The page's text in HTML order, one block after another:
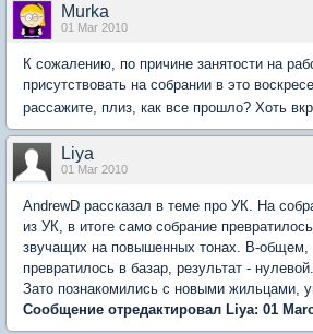
Murka
01 Mar 2010
К сожалению, по причине занятости на
присутствовать на собрании в это
рассажите, плиз, как все прошло? Хоть
Liya
01 Mar 2010
AndrewD рассказал в теме про УК. На
из УК, в итоге само собрание
звучащих на повышенных тонах. В-общем,
превратилось в базар, результат -
Зато познакомились с новыми жильцами,
Сообщение отредактировал Liya: 01